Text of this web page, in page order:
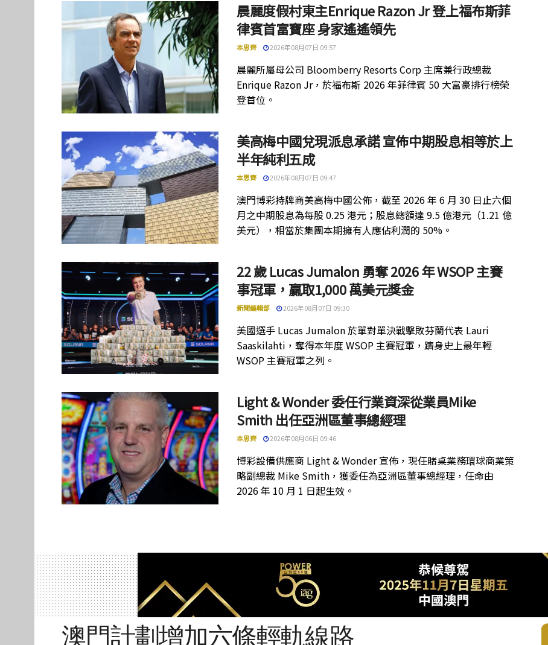
晨麗度假村東主Enrique Razon Jr 登上福布斯菲
律賓首富寶座 身家遙遙領先
本思齊 2026年08月07日 09:57
晨麗所屬母公司 Bloomberry Resorts Corp 主席兼行政總裁
Enrique Razon Jr，於福布斯 2026 年菲律賓 50 大富豪排行榜榮
登首位。
美高梅中國兌現派息承諾 宣佈中期股息相等於上
半年純利五成
本思齊 2026年08月07日 09:47
澳門博彩持牌商美高梅中國公佈，截至 2026 年 6 月 30 日止六個
月之中期股息為每股 0.25 港元；股息總額達 9.5 億港元（1.21 億
美元），相當於集團本期擁有人應佔利潤的 50%。
22 歲 Lucas Jumalon 勇奪 2026 年 WSOP 主賽
事冠軍，贏取1,000 萬美元獎金
新聞編輯部 2026年08月07日 09:30
美國選手 Lucas Jumalon 於單對單決戰擊敗芬蘭代表 Lauri
Saaskilahti，奪得本年度 WSOP 主賽冠軍，躋身史上最年輕
WSOP 主賽冠軍之列。
Light & Wonder 委任行業資深從業員Mike
Smith 出任亞洲區董事總經理
本思齊 2026年08月06日 09:46
博彩設備供應商 Light & Wonder 宣佈，現任賭桌業務環球商業策
略副總裁 Mike Smith，獲委任為亞洲區董事總經理，任命由
2026 年 10 月 1 日起生效。
澳門計劃增加六條輕軌線路